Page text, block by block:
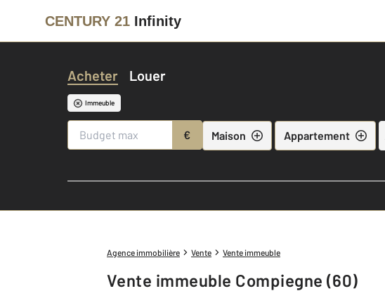
CENTURY 21 Infinity
Acheter Louer
Immeuble
€ Maison Appartement
Agence immobilière Vente Vente immeuble
Vente immeuble Compiegne (60)